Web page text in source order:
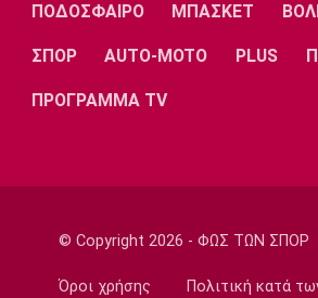
Ίντερ
Ντόρτμουντ
Ζερμέν
ΠΟΔΟΣΦΑΙΡΟ ΜΠΑΣΚΕΤ
ΣΠΟΡ AUTO-MOTO PLUS
ΠΡΟΓΡΑΜΜΑ TV
© Copyright 2026 - ΦΩΣ ΤΩΝ ΣΠΟΡ
Όροι χρήσης Πολιτική κατά